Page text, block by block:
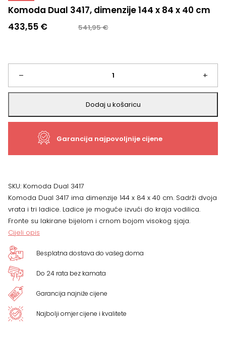
Komoda Dual 3417, dimenzije 144 x 84 x 40 cm
541,95€
Izvorna
je:
541,95 €.
433,55 €
Trenutna
433,55 €.
–
Komoda
Dual
3417,
dimenzije
x
x
40
cm
količina
+
Dodaj u košaricu
Garancija najpovoljnije cijene
SKU: Komoda Dual 3417
Komoda Dual 3417 ima dimenzije 144 x 84 x 40 cm. Sadrži dvoja
vrata i tri ladice. Ladice je moguće izvući do kraja vodilica.
Fronte su lakirane bijelom i crnom bojom visokog sjaja.
Cijeli opis
Besplatna dostava do vašeg doma
Do 24 rata bez kamata
Garancija najniže cijene
Najbolji omjer cijene i kvalitete